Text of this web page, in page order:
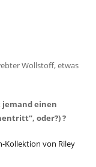
Wollstoff, etwas
jemand einen
oder?) ?
Kollektion von Riley